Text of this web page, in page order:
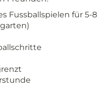
Fussballspielen für 5-8